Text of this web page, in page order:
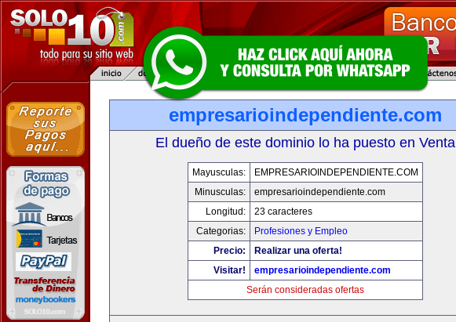
empresarioindependiente.com
El dueño de este dominio lo ha puesto en Venta
Mayusculas:
EMPRESARIOINDEPENDIENTE.COM
Minusculas:
empresarioindependiente.com
Longitud:
23 caracteres
Categorias:
Profesiones y Empleo
Precio:
Realizar una oferta!
Visitar!
empresarioindependiente.com
Serán consideradas ofertas